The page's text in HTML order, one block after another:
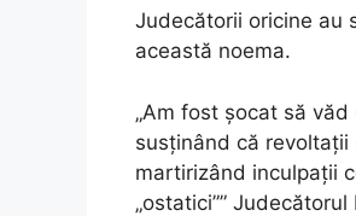
Judecătorii oricine au
această noema.
„Am fost șocat să
susținând că
martirizând inculpații
„ostatici””